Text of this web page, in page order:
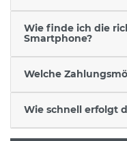
Wie finde ich die
Smartphone?
Welche
Wie schnell erfolgt